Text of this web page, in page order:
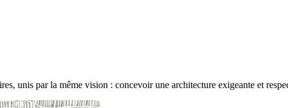
unis par la même vision : concevoir une architecture exigeante et